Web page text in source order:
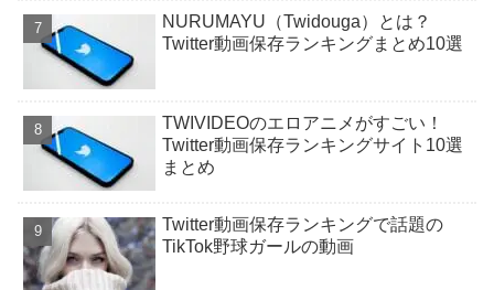
NURUMAYU（Twidouga）とは？
Twitter動画保存ランキングまとめ10選
TWIVIDEOのエロアニメがすごい！
Twitter動画保存ランキングサイト10選
まとめ
Twitter動画保存ランキングで話題の
TikTok野球ガールの動画